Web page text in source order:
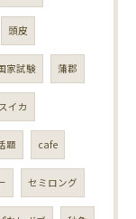
頭皮
家試験 蒲郡
スイカ
題 cafe
セミロング